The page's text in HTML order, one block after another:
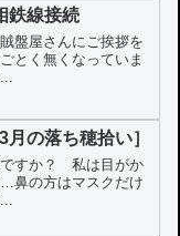
鉄線接続
盤屋さんにご挨拶を
とく無くなっていま
の落ち穂拾い］
ですか？ 私は目がか
鼻の方はマスクだけ